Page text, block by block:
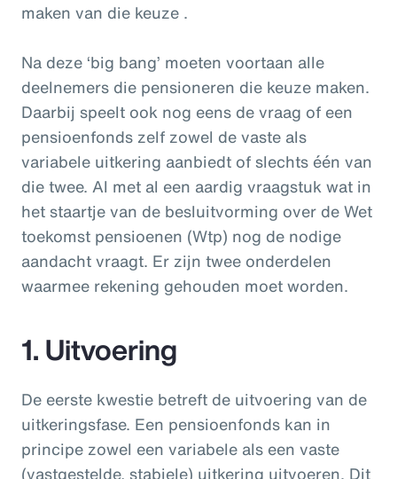
maken van die keuze .
Na deze ‘big bang’ moeten voortaan alle
deelnemers die pensioneren die keuze maken.
Daarbij speelt ook nog eens de vraag of een
pensioenfonds zelf zowel de vaste als
variabele uitkering aanbiedt of slechts één van
die twee. Al met al een aardig vraagstuk wat in
het staartje van de besluitvorming over de Wet
toekomst pensioenen (Wtp) nog de nodige
aandacht vraagt. Er zijn twee onderdelen
waarmee rekening gehouden moet worden.
1. Uitvoering
De eerste kwestie betreft de uitvoering van de
uitkeringsfase. Een pensioenfonds kan in
principe zowel een variabele als een vaste
(vastgestelde, stabiele) uitkering uitvoeren. Dit